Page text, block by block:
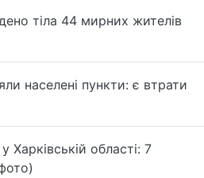
тіла 44 мирних жителів
населені пункти: є втрати
Харківській області: 7